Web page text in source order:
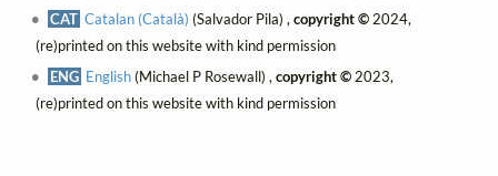
CAT Catalan (Català) (Salvador Pila) ,copyright © 2024,
(re)printed on this website with kind permission
ENG English(Michael P Rosewall) ,copyright © 2023,
(re)printed on this website with kind permission